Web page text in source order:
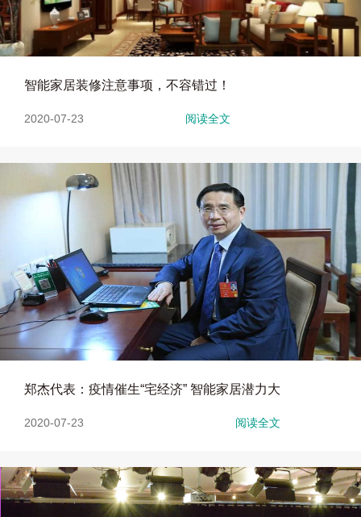
智能家居装修注意事项，不容错过！
2020-07-23 阅读全文
郑杰代表：疫情催生“宅经济” 智能家居潜力大
2020-07-23 阅读全文